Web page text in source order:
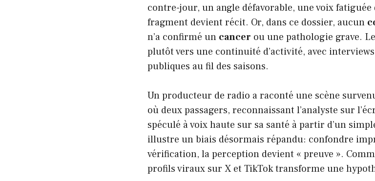
contre-jour, un angle défavorable, une voix
fragment devient récit. Or, dans ce dossier, aucun
n’a confirmé un cancer ou une pathologie grave.
plutôt vers une continuité d’activité, avec
publiques au fil des saisons.
Un producteur de radio a raconté une scène
où deux passagers, reconnaissant l’analyste sur
spéculé à voix haute sur sa santé à partir d’un
illustre un biais désormais répandu: confondre
vérification, la perception devient « preuve ».
profils viraux sur X et TikTok transforme une